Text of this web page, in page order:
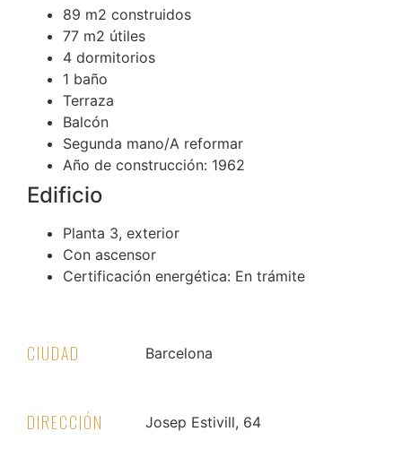
89 m2 construidos
77 m2 útiles
4 dormitorios
1 baño
Terraza
Balcón
Segunda mano/A reformar
Año de construcción: 1962
Edificio
Planta 3, exterior
Con ascensor
Certificación energética: En trámite
CIUDAD Barcelona
DIRECCIÓN Josep Estivill, 64